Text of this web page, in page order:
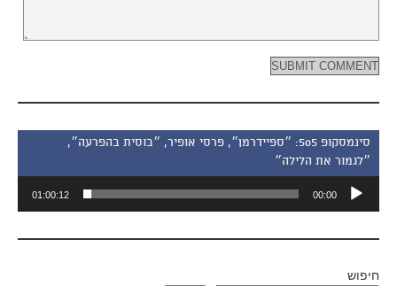
סינמסקופ 505: ״ספיידרמן״, פרסי אופיר, ״בוסית בהפרעה״,
״לגמור את הלילה״
אודיו
00:00
01:00:12
חיפוש